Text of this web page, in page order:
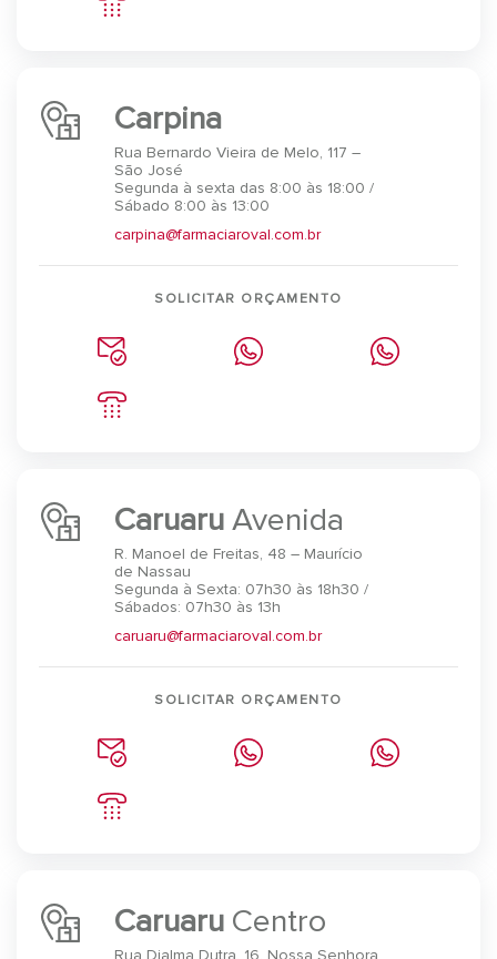
Carpina
Rua Bernardo Vieira de Melo, 117 –
São José
Segunda à sexta das 8:00 às 18:00 /
Sábado 8:00 às 13:00
carpina@farmaciaroval.com.br
SOLICITAR ORÇAMENTO
Caruaru Avenida
R. Manoel de Freitas, 48 – Maurício
de Nassau
Segunda à Sexta: 07h30 às 18h30 /
Sábados: 07h30 às 13h
caruaru@farmaciaroval.com.br
SOLICITAR ORÇAMENTO
Caruaru Centro
Rua Djalma Dutra, 16, Nossa Senhora